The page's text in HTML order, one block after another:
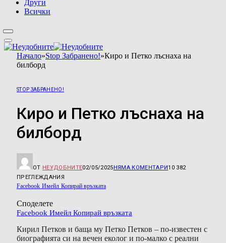
Други
Всички
Начало»Stop Забранено!»Киро и Петко лъснаха на
билборд
STOP ЗАБРАНЕНО!
Киро и Петко лъснаха на
билборд
ОТ НЕУДОБНИТЕ02/05/2025НЯМА КОМЕНТАРИ10 382
ПРЕГЛЕЖДАНИЯ
Facebook Имейл Копирай връзката
Споделете
Facebook Имейл Копирай връзката
Кирил Петков и баща му Петко Петков – по-известен с
биографията си на вечен еколог и по-малко с реални